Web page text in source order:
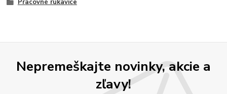
Pracovné rukavice
Nepremeškajte novinky, akcie a
zľavy!